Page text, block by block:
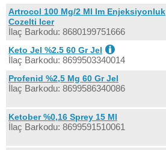
Artrocol 100 Mg/2 Ml Im Enjeksiyonluk
Cozelti Icer
İlaç Barkodu: 8680199751666
Keto Jel %2.5 60 Gr Jel
İlaç Barkodu: 8699503340014
Profenid %2,5 Mg 60 Gr Jel
İlaç Barkodu: 8699586340086
Ketober %0,16 Sprey 15 Ml
İlaç Barkodu: 8699591510061